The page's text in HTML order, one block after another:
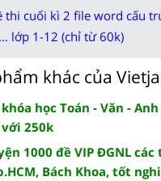
thi cuối kì 2 file word cấu
lớp 1-12 (chỉ từ 60k)
khác của
học Toán - Văn -
250k
1000 đề VIP ĐGNL
Bách Khoa, tốt